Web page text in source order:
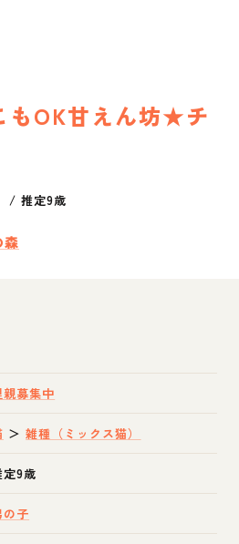
もOK甘えん坊★チ
/推定9歳
森
親募集中
＞雑種（ミックス猫）
定9歳
の子